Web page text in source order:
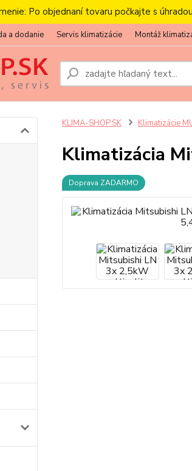
Po objednaní tovaru počkajte s
a dodanie Servis klimatizácie Montáž
KLIMA-SHOP.SK Klimatizácie
Klimatizácia
Doprava ZADARMO